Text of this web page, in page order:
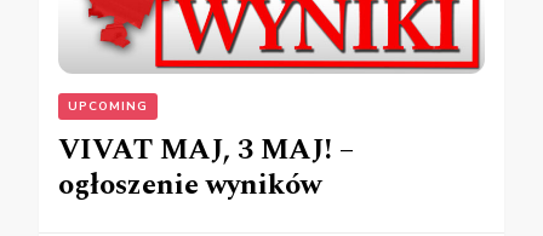
UPCOMING
VIVAT MAJ, 3 MAJ! –
ogłoszenie wyników